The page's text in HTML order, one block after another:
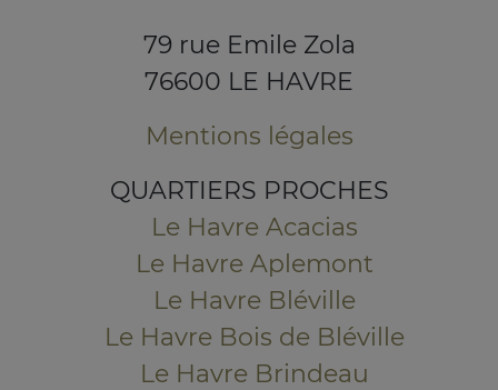
79 rue Emile Zola
76600 LE HAVRE
Mentions légales
QUARTIERS PROCHES
Le Havre Acacias
Le Havre Aplemont
Le Havre Bléville
Le Havre Bois de Bléville
Le Havre Brindeau